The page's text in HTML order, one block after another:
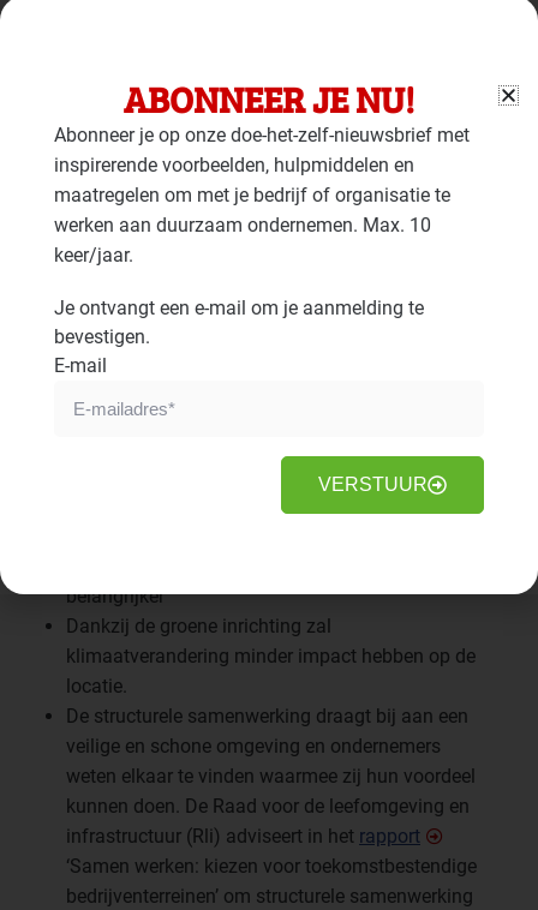
weinig voedsel is voor diersoorten. Werken aan
biodiversiteit en klimaatadaptatie blijken dan ook het
meest effectief op gebiedsniveau, zoals een
bedrijventerrein.
TOEKOMSTBESTENDIG
Een duurzaam bedrijventerrein is toekomstbestendig.
Dit heeft de volgende voordelen:
De economische waarde van bedrijfspanden is
De omgeving is aantrekkelijk; medewerkers
belangrijker
Dankzij de groene inrichting zal
klimaatverandering minder impact hebben op de
locatie.
De structurele samenwerking draagt bij aan een
veilige en schone omgeving en ondernemers
weten elkaar te vinden waarmee zij hun voordeel
kunnen doen. De Raad voor de leefomgeving en
infrastructuur (Rli) adviseert in het rapport
‘Samen werken: kiezen voor toekomstbestendige
bedrijventerreinen’ om structurele samenwerking
ABONNEER JE NU!
Abonneer je op onze doe-het-zelf-nieuwsbrief met
inspirerende voorbeelden, hulpmiddelen en
maatregelen om met je bedrijf of organisatie te
werken aan duurzaam ondernemen. Max. 10
keer/jaar.
Je ontvangt een e-mail om je aanmelding te
bevestigen.
E-mail
VERSTUUR